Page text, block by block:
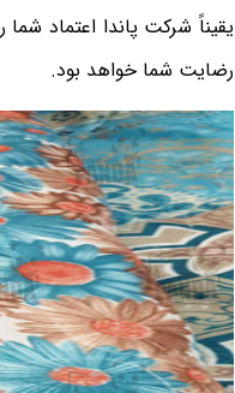
یقیناً شرکت پاندا اعتماد
رضایت شما خواهد بود.